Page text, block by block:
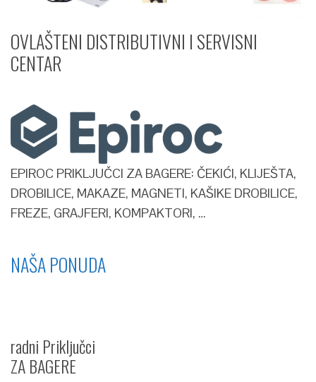
OVLAŠTENI DISTRIBUTIVNI I SERVISNI
CENTAR​
EPIROC PRIKLJUČCI ZA BAGERE: ČEKIĆI, KLIJEŠTA,
DROBILICE, MAKAZE, MAGNETI, KAŠIKE DROBILICE,
FREZE, GRAJFERI, KOMPAKTORI, …
NAŠA PONUDA
radni Priključci
ZA BAGERE